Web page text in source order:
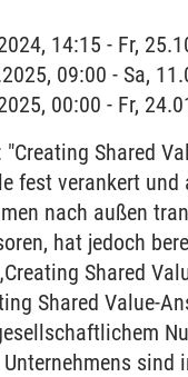
14:15 - Fr,
09:00 - Sa,
00:00 - Fr,
"Creating Shared
fest verankert
nach außen
hat jedoch
Shared
Shared Value-